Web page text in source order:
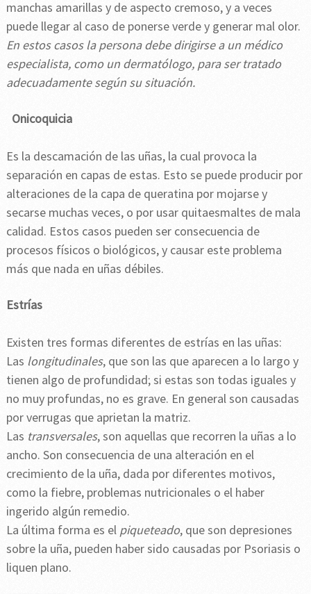
manchas amarillas y de aspecto cremoso, y a veces
puede llegar al caso de ponerse verde y generar mal olor.
En estos casos la persona debe dirigirse a un médico
especialista, como un dermatólogo, para ser tratado
adecuadamente según su situación.
Onicoquicia
Es la descamación de las uñas, la cual provoca la
separación en capas de estas. Esto se puede producir por
alteraciones de la capa de queratina por mojarse y
secarse muchas veces, o por usar quitaesmaltes de mala
calidad. Estos casos pueden ser consecuencia de
procesos físicos o biológicos, y causar este problema
más que nada en uñas débiles.
Estrías
Existen tres formas diferentes de estrías en las uñas:
Las longitudinales, que son las que aparecen a lo largo y
tienen algo de profundidad; si estas son todas iguales y
no muy profundas, no es grave. En general son causadas
por verrugas que aprietan la matriz.
Las transversales, son aquellas que recorren la uñas a lo
ancho. Son consecuencia de una alteración en el
crecimiento de la uña, dada por diferentes motivos,
como la fiebre, problemas nutricionales o el haber
ingerido algún remedio.
La última forma es el piqueteado, que son depresiones
sobre la uña, pueden haber sido causadas por Psoriasis o
liquen plano.